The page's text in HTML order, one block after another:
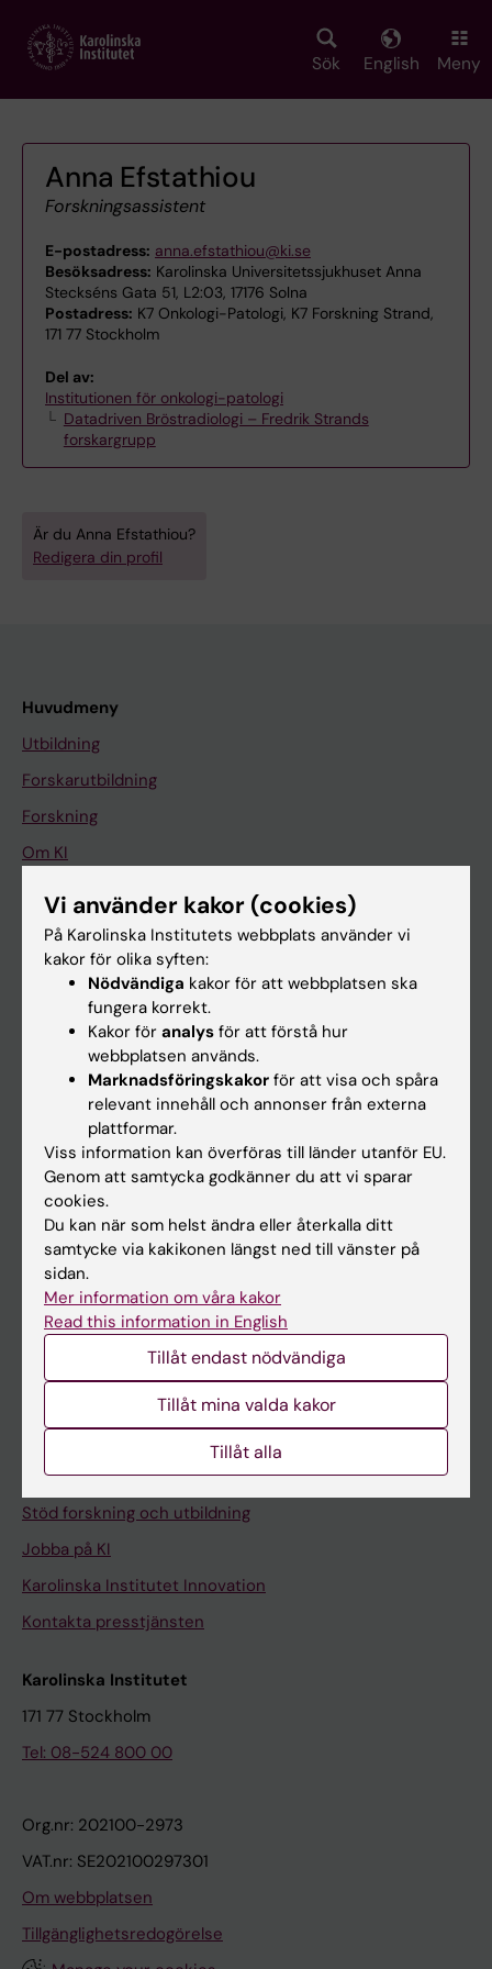
main
Sök English Meny
Anna Efstathiou
Forskningsassistent
E-postadress: anna.efstathiou@ki.se
Besöksadress: Karolinska Universitetssjukhuset Anna
Steckséns Gata 51, L2:03, 17176 Solna
Postadress: K7 Onkologi-Patologi, K7 Forskning Strand,
171 77 Stockholm
Del av:
Institutionen för onkologi-patologi
Datadriven Bröstradiologi – Fredrik Strands
forskargrupp
Är du Anna Efstathiou?
Redigera din profil
Huvudmeny
Utbildning
Forskarutbildning
Forskning
Om KI
På gång
Nyheter
Kalender
Schema
Studentmejlen
Kurs- och programwebbar
Student på KI
Medarbetarportalen
Universitetsbiblioteket
Stöd forskning och utbildning
Jobba på KI
Karolinska Institutet Innovation
Kontakta presstjänsten
Karolinska Institutet
171 77 Stockholm
Tel: 08-524 800 00
Org.nr: 202100-2973
VAT.nr: SE202100297301
Om webbplatsen
Tillgänglighetsredogörelse
Vi använder kakor (cookies)
På Karolinska Institutets webbplats använder vi
kakor för olika syften:
Nödvändiga kakor för att webbplatsen ska
fungera korrekt.
Kakor för analys för att förstå hur
webbplatsen används.
Marknadsföringskakor för att visa och spåra
relevant innehåll och annonser från externa
plattformar.
Viss information kan överföras till länder utanför EU.
Genom att samtycka godkänner du att vi sparar
cookies.
Du kan när som helst ändra eller återkalla ditt
samtycke via kakikonen längst ned till vänster på
sidan.
Mer information om våra kakor
Read this information in English
Tillåt endast nödvändiga
Tillåt mina valda kakor
Tillåt alla